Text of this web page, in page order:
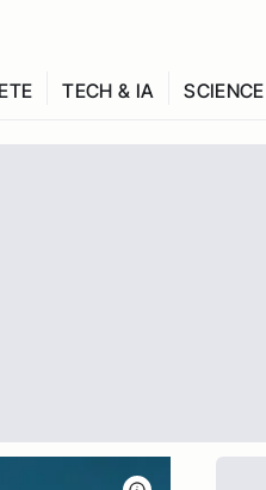
TECH & IA SCIENCE